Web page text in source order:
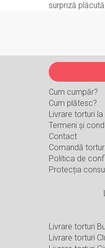
surpriză
Cum cumpăr?
Cum plătesc?
Livrare torturi
Termeni și
Contact
Comandă
Politica de
Protecția
Livrare torturi
Livrare torturi